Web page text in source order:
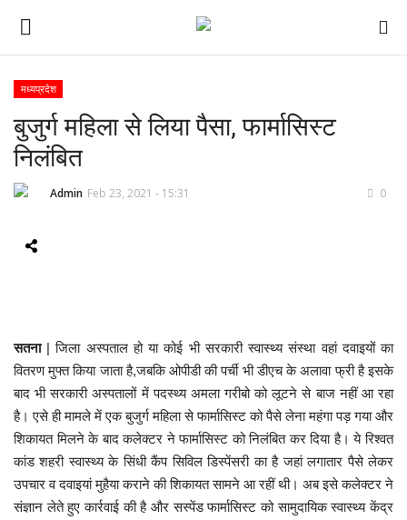
ई-पेपर
होम
देश
दुनिया
मध्यप्रदेश
छत्तीसगढ़
मध्यप्रदेश
बुजुर्ग महिला से लिया पैसा, फार्मासिस्ट
निलंबित
Admin Feb 23, 2021 - 15:31 0
सतना | जिला अस्पताल हो या कोई भी सरकारी स्वास्थ्य संस्था वहां दवाइयों का
वितरण मुफ्त किया जाता है,जबकि ओपीडी की पर्ची भी डीएच के अलावा फ्री है इसके
बाद भी सरकारी अस्पतालों में पदस्थ्य अमला गरीबो को लूटने से बाज नहीं आ रहा
है। एसे ही मामले में एक बुजुर्ग महिला से फार्मासिस्ट को पैसे लेना महंगा पड़ गया और
शिकायत मिलने के बाद कलेक्टर ने फार्मासिस्ट को निलंबित कर दिया है। ये रिश्वत
कांड शहरी स्वास्थ्य के सिंधी कैंप सिविल डिस्पेंसरी का है जहां लगातार पैसे लेकर
उपचार व दवाइयां मुहैया कराने की शिकायत सामने आ रहीं थी। अब इसे कलेक्टर ने
संज्ञान लेते हुए कार्रवाई की है और सस्पेंड फार्मासिस्ट को सामुदायिक स्वास्थ्य केंद्र